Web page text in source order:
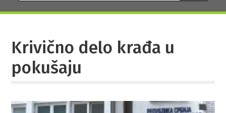
Krivično delo krađa u
pokušaju